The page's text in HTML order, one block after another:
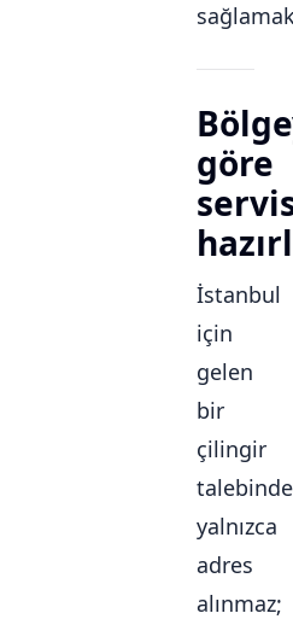
göre
İstanbul
için
gelen
bir
çilingir
talebinde
yalnızca
adres
alınmaz;